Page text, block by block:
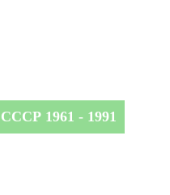
1961 - 1991